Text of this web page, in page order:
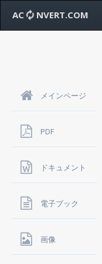
AC NVERT.COM
メインページ
PDF
ドキュメント
電子ブック
画像